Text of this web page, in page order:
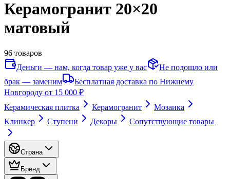
Керамогранит 20×20
матовый
96 товаров
Деньги — нам, когда товар уже у вас
Не подошло или
брак — заменим
Бесплатная доставка по Нижнему
Новгороду от 15 000 ₽
Керамическая плитка
Керамогранит
Мозаика
Клинкер
Ступени Декоры Сопутствующие товары
Страна
Бренд